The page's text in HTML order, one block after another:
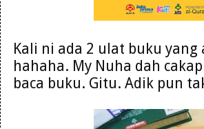
Kali ni ada 2 ulat buku
hahaha. My Nuha dah
baca buku. Gitu. Adik pun